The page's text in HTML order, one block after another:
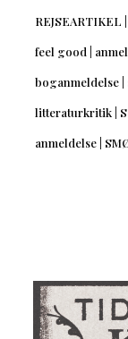
feel good |
boganmeldelse
litteraturkritik |
anmeldelse |